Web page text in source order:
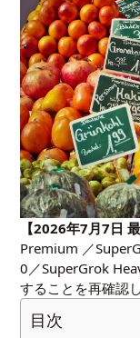
【2026年7月7日
Premium ／
0／SuperGrok
することを再確認
目次